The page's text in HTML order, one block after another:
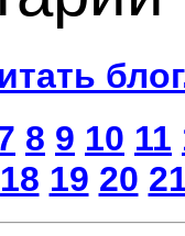
8 9 10 11
18 19 20